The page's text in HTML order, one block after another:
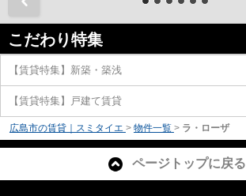
こだわり特集
【賃貸特集】新築・築浅
【賃貸特集】戸建て賃貸
広島市の賃貸｜スミタイエ > 物件一覧 > ラ・ローザ
ページトップに戻る